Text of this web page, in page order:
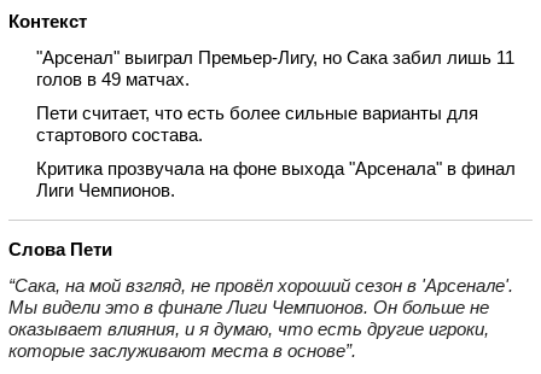
Контекст
"Арсенал" выиграл Премьер‑Лигу, но Сака забил лишь 11
голов в 49 матчах.
Пети считает, что есть более сильные варианты для
стартового состава.
Критика прозвучала на фоне выхода "Арсенала" в финал
Лиги Чемпионов.
Слова Пети
“Сака, на мой взгляд, не провёл хороший сезон в 'Арсенале'.
Мы видели это в финале Лиги Чемпионов. Он больше не
оказывает влияния, и я думаю, что есть другие игроки,
которые заслуживают места в основе”.